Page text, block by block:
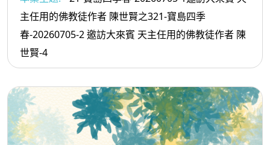
主任用的佛教徒作者 陳世賢之321-寶島四季
春-20260705-2 邀訪大來賓 天主任用的佛教徒作者 陳
世賢-4